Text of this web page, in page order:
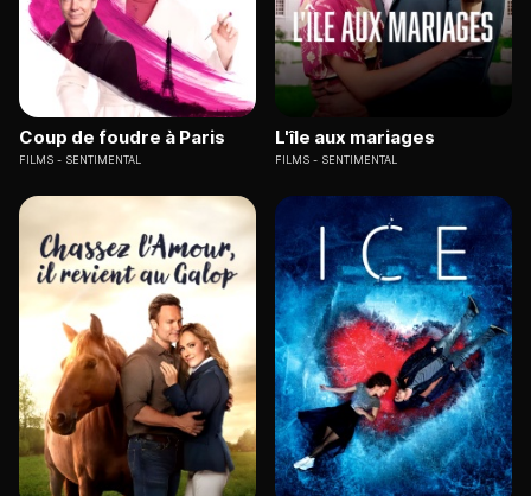
Coup de foudre à Paris
FILMS SENTIMENTAL
L'île aux mariages
FILMS SENTIMENTAL